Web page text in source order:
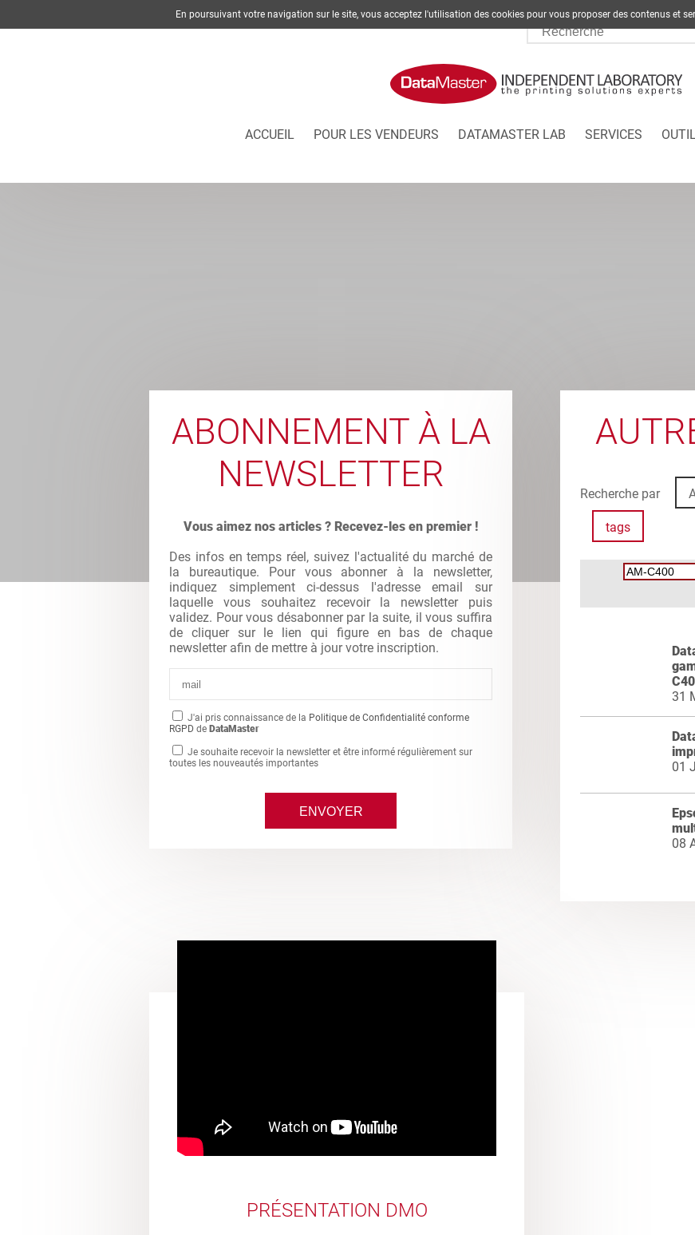
ACCUEIL POUR LES VENDEURS DATAMASTER LAB SERVICES
ABONNEMENT À LA
NEWSLETTER
Vous aimez nos articles ? Recevez-les en premier !
Des infos en temps réel, suivez l'actualité du marché de
la bureautique. Pour vous abonner à la newsletter,
indiquez simplement ci-dessus l'adresse email sur
laquelle vous souhaitez recevoir la newsletter puis
validez. Pour vous désabonner par la suite, il vous suffira
de cliquer sur le lien qui figure en bas de chaque
newsletter afin de mettre à jour votre inscription.
J'ai pris connaissance de la Politique de Confidentialité conforme
RGPD de DataMaster
Je souhaite recevoir la newsletter et être informé régulièrement sur
toutes les nouveautés importantes
PRÉSENTATION DMO
Recherche par
tags
31
01
08
En poursuivant votre navigation sur le site, vous acceptez l'utilisation des cookies pour vous proposer des